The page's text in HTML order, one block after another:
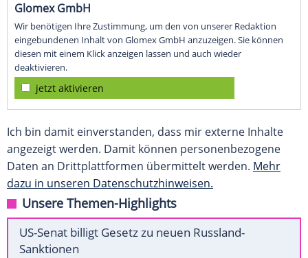
Glomex GmbH
Wir benötigen Ihre Zustimmung, um den von unserer Redaktion
eingebundenen Inhalt von Glomex GmbH anzuzeigen. Sie können
diesen mit einem Klick anzeigen lassen und auch wieder
deaktivieren.
jetzt aktivieren
Ich bin damit einverstanden, dass mir externe Inhalte
angezeigt werden. Damit können personenbezogene
Daten an Drittplattformen übermittelt werden. Mehr
dazu in unseren Datenschutzhinweisen.
Unsere Themen-Highlights
US-Senat billigt Gesetz zu neuen Russland-
Sanktionen